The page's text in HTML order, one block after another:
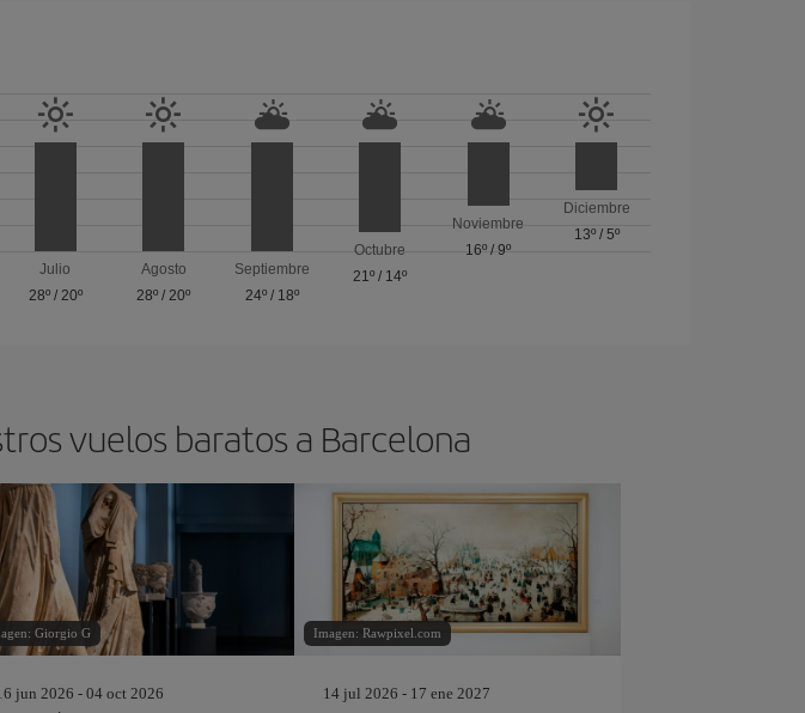
Julio
28º/ 20º
Agosto
28º /20º
Septiembre
24º/ 18º
Octubre
21º / 14º
Noviembre
16º /9º
Diciembre
13º/ 5º
vuelos baratos a Barcelona
Giorgio G
jun 2026 - 04 oct 2026
Imagen: Rawpixel.com
14 jul 2026 - 17 ene 2027